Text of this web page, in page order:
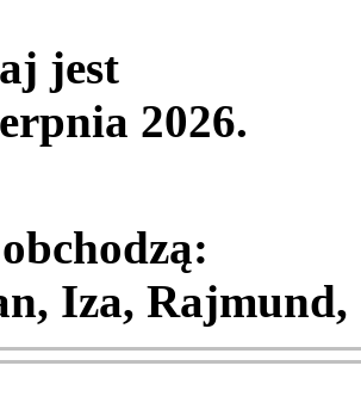
jest
2026.
Iza, Rajmund,